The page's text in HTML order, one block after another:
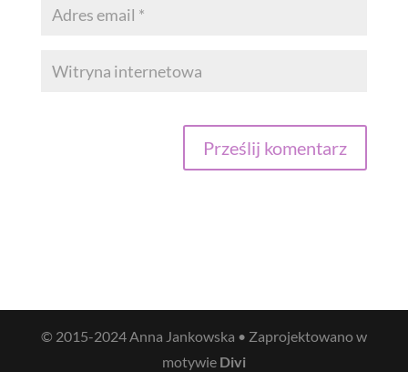
© 2015-2024 Anna Jankowska • Zaprojektowano w
motywie Divi